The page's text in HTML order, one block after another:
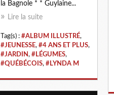
la Bagnole * * Guylaine...
Lire la suite
Tag(s) : #ALBUM ILLUSTRÉ,
#JEUNESSE, #4 ANS ET PLUS,
#JARDIN, #LÉGUMES,
#QUÉBÉCOIS, #LYNDA M